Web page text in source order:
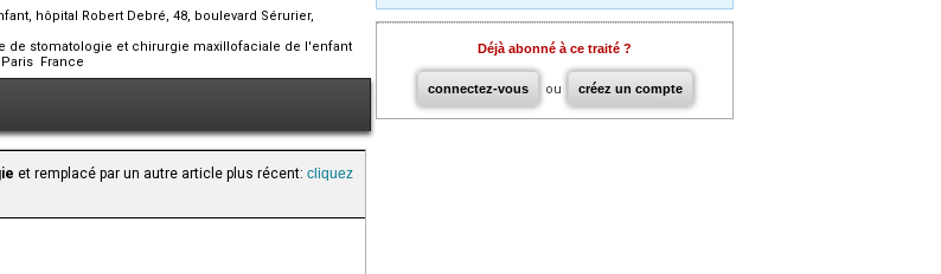
hôpital Robert Debré, 48, boulevard Sérurier,
de stomatologie et chirurgie maxillofaciale de l'enfant
Paris France
et remplacé par un autre article plus récent: cliquez
Déjà abonné à ce traité ?
connectez-vous ou créez un compte